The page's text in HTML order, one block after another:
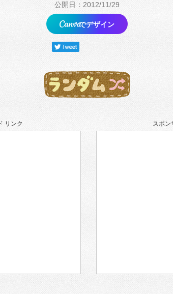
公開日：2012/11/29
でデザイン
リンク スポン